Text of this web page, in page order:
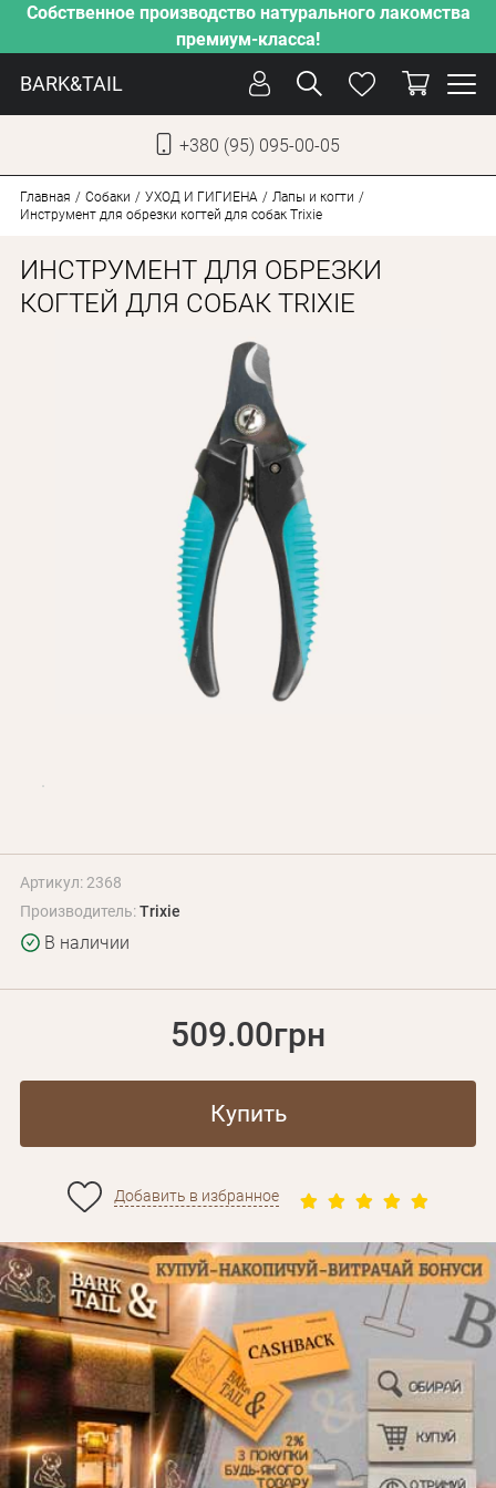
Собственное производство натурального лакомства
премиум-класса!
BARK&TAIL
+380 (95) 095-00-05
УХОД
ЗАБОТА
НАШЕ ПРОИЗВОДСТВО
НОВИНКИ
АКЦИИ
ДЛЯ КОТОВ
Оплата и доставка
Программа лояльности
Оптовым клиентам
Контакты
Главная Собаки УХОД И ГИГИЕНА
Лапы и когти
Инструмент для обрезки когтей для собак Trixie
ИНСТРУМЕНТ ДЛЯ ОБРЕЗКИ
КОГТЕЙ ДЛЯ СОБАК TRIXIE
Артикул: 2368
Производитель:Trixie
В наличии
509.00грн
Купить
Добавить в избранное